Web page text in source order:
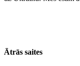
Ātrās saites